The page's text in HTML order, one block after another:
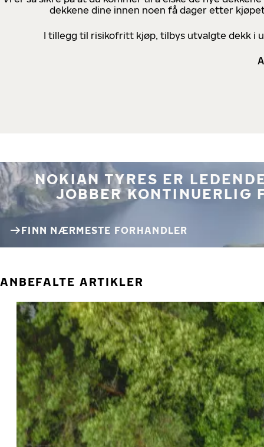
dekkene dine innen noen få dager etter
I tillegg til risikofritt kjøp, tilbys utvalgte dekk i
NOKIAN TYRES ER
JOBBER KONTINUERLIG
FINN NÆRMESTE FORHANDLER
ANBEFALTE ARTIKLER